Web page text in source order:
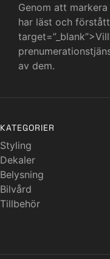
Genom att
har läst och
av dem.
KATEGORIER
Styling
Dekaler
Belysning
Bilvård
Tillbehör